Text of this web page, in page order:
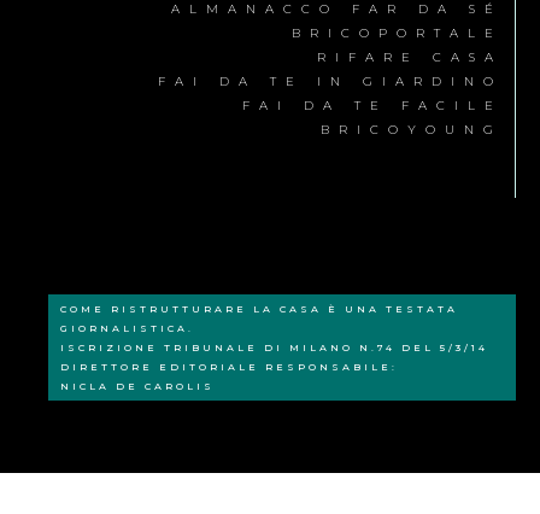
ALMANACCO FAR DA SÉ
BRICOPORTALE
RIFARE CASA
FAI DA TE IN GIARDINO
FAI DA TE FACILE
BRICOYOUNG
COME RISTRUTTURARE LA CASA È UNA TESTATA
GIORNALISTICA.
ISCRIZIONE TRIBUNALE DI MILANO N.74 DEL 5/3/14
DIRETTORE EDITORIALE RESPONSABILE:
NICLA DE CAROLIS